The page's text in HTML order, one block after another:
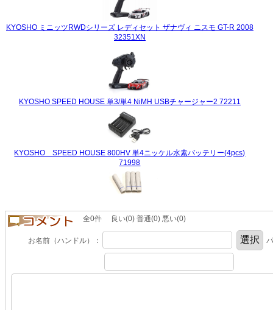
KYOSHO ミニッツRWDシリーズ レディセット ザナヴィ ニスモ GT-R 2008
32351XN
KYOSHO SPEED HOUSE 単3/単4 NiMH USBチャージャー2 72211
KYOSHO SPEED HOUSE 800HV 単4ニッケル水素バッテリー(4pcs)
71998
全0件 良い(0) 普通(0) 悪い(0)
お名前（ハンドル）：